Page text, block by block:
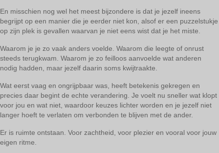
En misschien nog wel het meest bijzondere is dat je jezelf ineens
begrijpt op een manier die je eerder niet kon, alsof er een puzzelstukje
op zijn plek is gevallen waarvan je niet eens wist dat je het miste.
Waarom je je zo vaak anders voelde. Waarom die leegte of onrust
steeds terugkwam. Waarom je zo feilloos aanvoelde wat anderen
nodig hadden, maar jezelf daarin soms kwijtraakte.
Wat eerst vaag en ongrijpbaar was, heeft betekenis gekregen en
precies daar begint de echte verandering. Je voelt nu sneller wat klopt
voor jou en wat niet, waardoor keuzes lichter worden en je jezelf niet
langer hoeft te verlaten om verbonden te blijven met de ander.
Er is ruimte ontstaan. Voor zachtheid, voor plezier en vooral voor jouw
eigen ritme.